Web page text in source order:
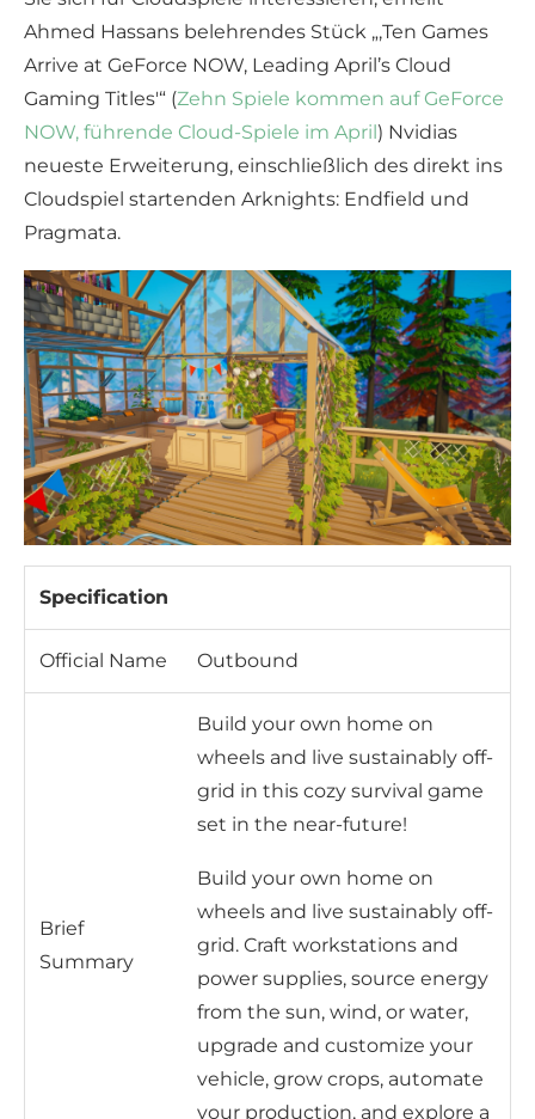
Ahmed Hassans belehrendes Stück „‚Ten Games
Arrive at GeForce NOW, Leading April’s Cloud
Gaming Titles'“ (Zehn Spiele kommen auf GeForce
NOW, führende Cloud-Spiele im April ) Nvidias
neueste Erweiterung, einschließlich des direkt ins
Cloudspiel startenden Arknights: Endfield und
Pragmata.
Specification
Official Name Outbound
Brief
Summary
Build your own home on
wheels and live sustainably off-
grid in this cozy survival game
set in the near-future!
Build your own home on
wheels and live sustainably off-
grid. Craft workstations and
power supplies, source energy
from the sun, wind, or water,
upgrade and customize your
vehicle, grow crops, automate
your production, and explore a